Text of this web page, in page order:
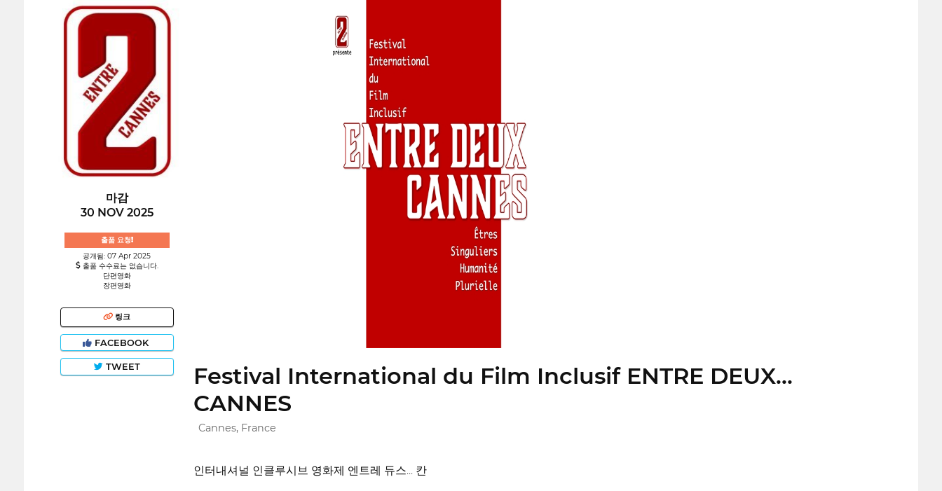
마감
30 NOV 2025
출품 요청!
공개됨: 07 Apr 2025
출품 수수료는 없습니다.
단편영화
장편영화
링크
FACEBOOK
TWEET
Festival International du Film Inclusif ENTRE DEUX...
CANNES
Cannes, France
인터내셔널 인클루시브 영화제 엔트레 듀스... 칸